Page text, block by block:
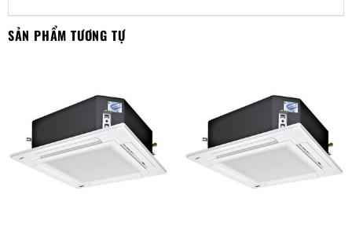
SẢN PHẨM TƯƠNG TỰ